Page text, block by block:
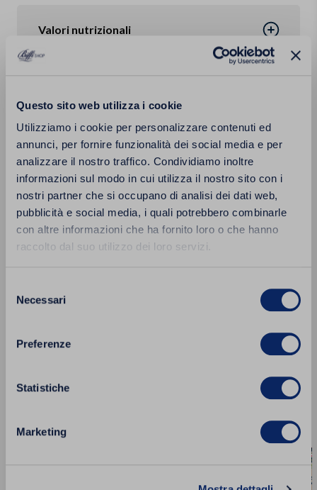
Questo sito web utilizza i cookie
Utilizziamo i cookie per personalizzare contenuti ed
annunci, per fornire funzionalità dei social media e per
analizzare il nostro traffico. Condividiamo inoltre
informazioni sul modo in cui utilizza il nostro sito con i
nostri partner che si occupano di analisi dei dati web,
pubblicità e social media, i quali potrebbero combinarle
con altre informazioni che ha fornito loro o che hanno
raccolto dal suo utilizzo dei loro servizi.
delNecessari
Preferenze
Statistiche
Marketing
Valori nutrizionali
Confezione
Calorie